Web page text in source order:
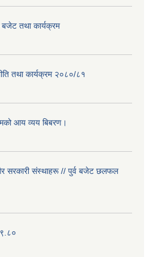
बजेट तथा कार्यक्रम
तथा कार्यक्रम २०८०/८१
आय व्यय बिबरण।
सरकारी संस्थाहरू // पुर्व बजेट छलफल